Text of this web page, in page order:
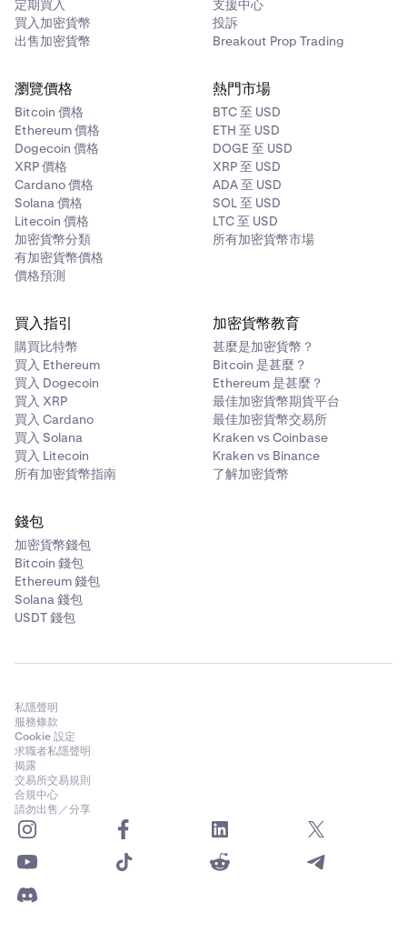
定期買入
買入加密貨幣
出售加密貨幣
支援中心
投訴
Breakout Prop Trading
瀏覽價格
Bitcoin 價格
Ethereum 價格
Dogecoin 價格
XRP 價格
Cardano 價格
Solana 價格
Litecoin 價格
加密貨幣分類
有加密貨幣價格
價格預測
熱門市場
BTC 至 USD
ETH 至 USD
DOGE 至 USD
XRP 至 USD
ADA 至 USD
SOL 至 USD
LTC 至 USD
所有加密貨幣市場
買入指引
購買比特幣
買入 Ethereum
買入 Dogecoin
買入 XRP
買入 Cardano
買入 Solana
買入 Litecoin
所有加密貨幣指南
加密貨幣教育
甚麼是加密貨幣？
Bitcoin 是甚麼？
Ethereum 是甚麼？
最佳加密貨幣期貨平台
最佳加密貨幣交易所
Kraken vs Coinbase
Kraken vs Binance
了解加密貨幣
錢包
加密貨幣錢包
Bitcoin 錢包
Ethereum 錢包
Solana 錢包
USDT 錢包
私隱聲明
服務條款
Cookie 設定
求職者私隱聲明
揭露
交易所交易規則
合規中心
請勿出售／分享